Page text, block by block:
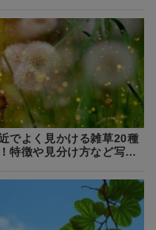
でよく見かける雑草20種
特徴や見分け方など写真